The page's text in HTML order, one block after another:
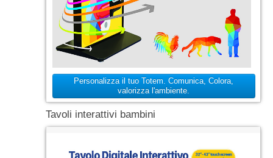
Personalizza il tuo Totem. Comunica, Colora,
valorizza l'ambiente.
Tavoli interattivi bambini